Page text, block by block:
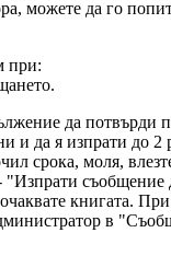
можете да го
при:
да потвърди
и да я изпрати до
срока, моля,
съобщение
книгата.
в